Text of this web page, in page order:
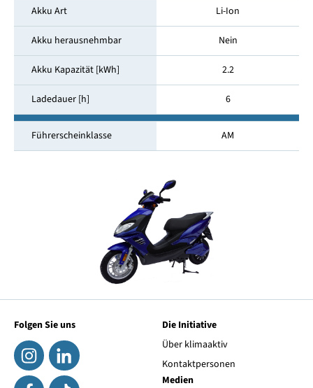
Akku Art Li-Ion
Akku herausnehmbar Nein
Akku Kapazität [kWh] 2.2
Ladedauer [h] 6
Führerscheinklasse AM
Folgen Sie uns
Die Initiative
Über klimaaktiv
Kontaktpersonen
Medien